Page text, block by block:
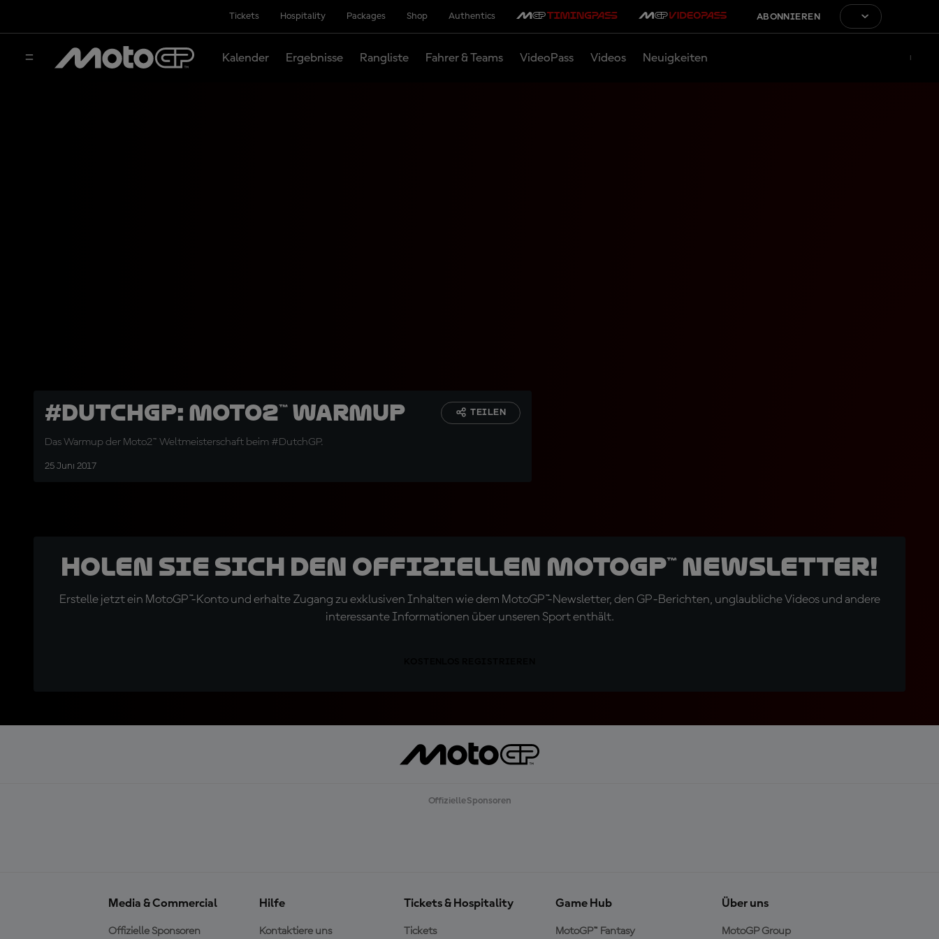
Tickets Hospitality Packages Shop Authentics ABONNIEREN
Kalender Ergebnisse Rangliste Fahrer & Teams VideoPass Videos Neuigkeiten
#DutchGP: Moto2™ Warmup
Das Warmup der Moto2™ Weltmeisterschaft beim #DutchGP.
25 Juni 2017
TEILEN
Holen Sie sich den offiziellen MotoGP™ Newsletter!
Erstelle jetzt ein MotoGP™-Konto und erhalte Zugang zu exklusiven Inhalten wie dem MotoGP™-Newsletter, den GP-Berichten, unglaubliche Videos und andere
interessante Informationen über unseren Sport enthält.
Offizielle Sponsoren
Media & Commercial
Offizielle Sponsoren
Hilfe
Kontaktiere uns
Tickets & Hospitality
Tickets
Game Hub
MotoGP™ Fantasy
Über uns
MotoGP Group